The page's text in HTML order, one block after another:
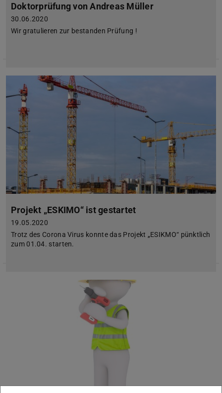
Doktorprüfung von Andreas Müller
30.06.2020
Wir gratulieren zur bestanden Prüfung !
Projekt „ESKIMO“ ist gestartet
19.05.2020
Trotz des Corona Virus konnte das Projekt „ESIKMO“ pünktlich
zum 01.04. starten.